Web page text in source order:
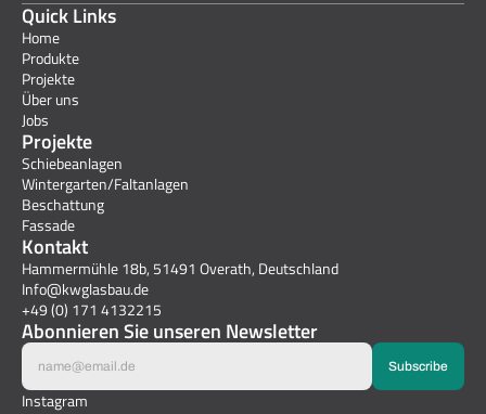
Quick Links
Home
Produkte
Projekte
Über uns
Jobs
Projekte
Schiebeanlagen
Wintergarten/Faltanlagen
Beschattung
Fassade
Kontakt
Hammermühle 18b, 51491 Overath, Deutschland
Info@kwglasbau.de
+49 (0) 171 4132215
Abonnieren Sie unseren Newsletter
Instagram